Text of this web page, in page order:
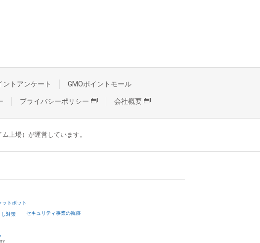
ントアンケート GMOポイントモール
プライバシーポリシー 会社概要
上場）が運営しています。
ットボット
し対策 セキュリティ事業の軌跡